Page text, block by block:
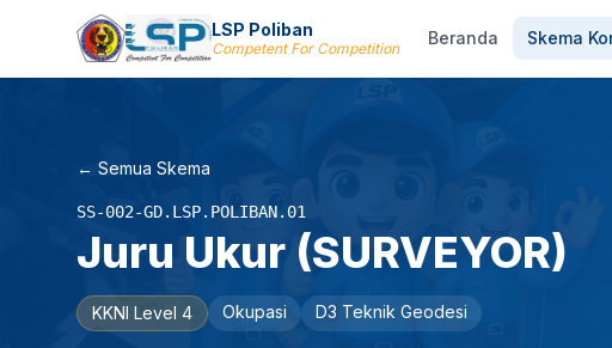
LSP Poliban
Competent For Competition Beranda Skema
← Semua Skema
SS-002-GD.LSP.POLIBAN.01
Juru Ukur (SURVEYOR)
KKNI Level 4 Okupasi D3 Teknik Geodesi